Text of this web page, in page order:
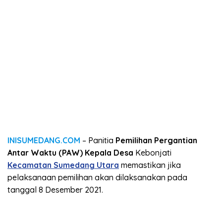
INISUMEDANG.COM – Panitia Pemilihan Pergantian
Antar Waktu (PAW) Kepala Desa Kebonjati
Kecamatan Sumedang Utara memastikan jika
pelaksanaan pemilihan akan dilaksanakan pada
tanggal 8 Desember 2021.